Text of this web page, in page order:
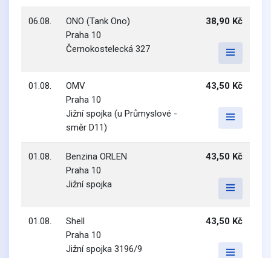
06.08.
ONO (Tank Ono)
Praha 10
Černokostelecká 327
38,90 Kč
01.08.
OMV
Praha 10
Jižní spojka (u Průmyslové -
směr D11)
43,50 Kč
01.08.
Benzina ORLEN
Praha 10
Jižní spojka
43,50 Kč
01.08.
Shell
Praha 10
Jižní spojka 3196/9
43,50 Kč